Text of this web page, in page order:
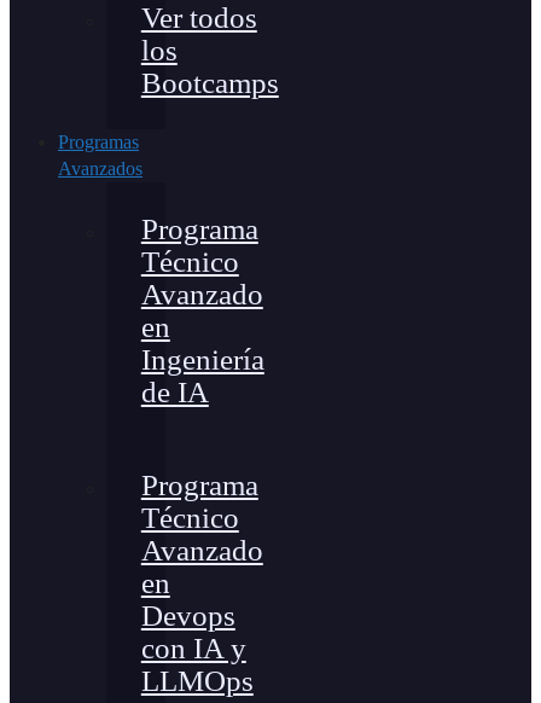
Ver todos
los
Bootcamps
Programas
Avanzados
Programa
Técnico
Avanzado
en
Ingeniería
de IA
Programa
Técnico
Avanzado
en
Devops
con IA y
LLMOps